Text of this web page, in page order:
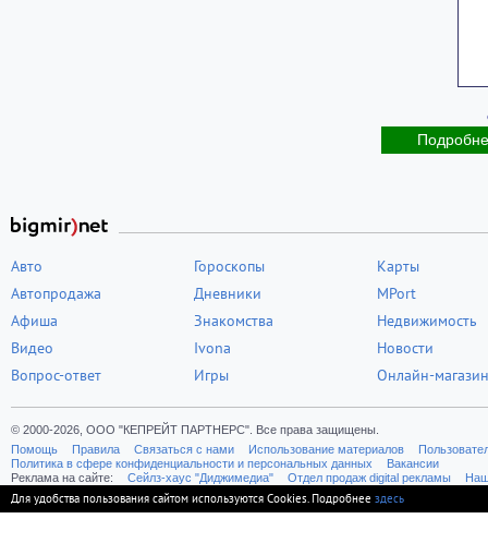
Авто
Автопродажа
Афиша
Видео
Вопрос-ответ
Гороскопы
Дневники
Знакомства
Ivona
Игры
Карты
MPort
Недвижимость
Новости
Онлайн-магазин
© 2000-2026, ООО "КЕПРЕЙТ ПАРТНЕРС". Все права защищены.
Помощь
Правила Связаться с нами Использование материалов
Политика в сфере конфиденциальности и персональных данных
Вакансии
Реклама на сайте:
Cейлз-хаус "Диджимедиа" Отдел продаж digital рекламы
Для удобства пользования сайтом используются Cookies. Подробнее здесь